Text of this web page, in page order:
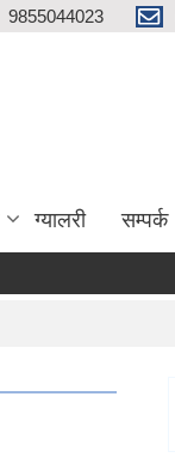
9855044023
ग्यालरी सम्पर्क